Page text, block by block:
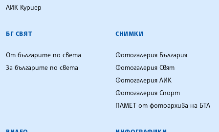
ЛИК Куриер
БГ СВЯТ
От българите по света
За българите по света
СНИМКИ
Фотогалерия България
Фотогалерия Свят
Фотогалерия ЛИК
Фотогалерия Спорт
ПАМЕТ от фотоархива на БТА